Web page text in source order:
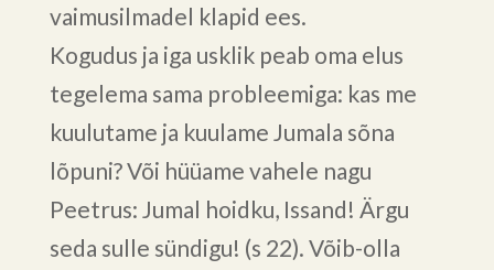
vaimusilmadel klapid ees.
Kogudus ja iga usklik peab oma elus
tegelema sama probleemiga: kas me
kuulutame ja kuulame Jumala sõna
lõpuni? Või hüüame vahele nagu
Peetrus: Jumal hoidku, Issand! Ärgu
seda sulle sündigu! (s 22). Võib-olla